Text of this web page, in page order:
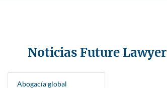
Noticias Future Lawyer
Abogacía global